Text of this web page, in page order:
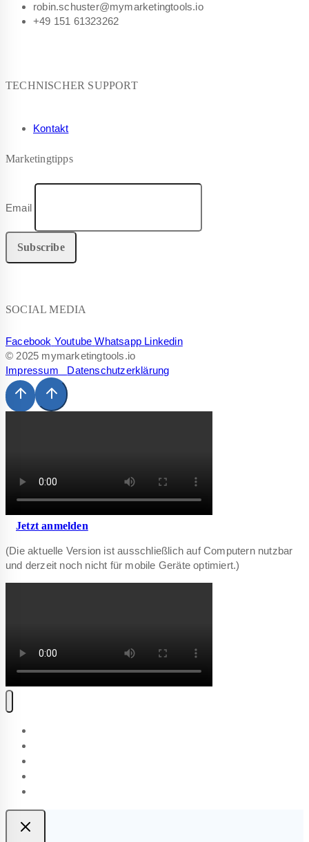
robin.schuster@mymarketingtools.io
+49 151 61323262
TECHNISCHER SUPPORT
Kontakt
Marketingtipps
Email
SOCIAL MEDIA
Facebook Youtube Whatsapp Linkedin
© 2025 mymarketingtools.io
Impressum Datenschutzerklärung
Jetzt anmelden
(Die aktuelle Version ist ausschließlich auf Computern nutzbar
und derzeit noch nicht für mobile Geräte optimiert.)